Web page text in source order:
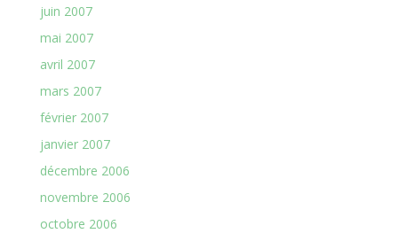
juin 2007
mai 2007
avril 2007
mars 2007
février 2007
janvier 2007
décembre 2006
novembre 2006
octobre 2006